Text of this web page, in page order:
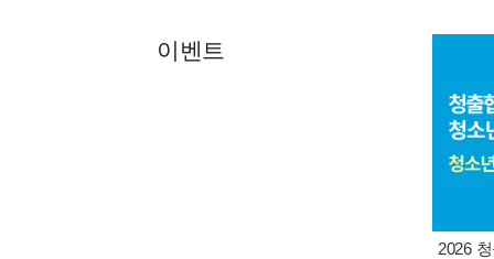
이벤트
2026